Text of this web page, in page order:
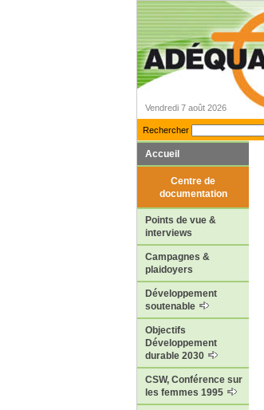
Vendredi 7 août 2026
Rechercher
Accueil
Centre de
documentation
Points de vue &
interviews
Campagnes &
plaidoyers
Développement
soutenable
Objectifs
Développement
durable 2030
CSW, Conférence sur
les femmes 1995